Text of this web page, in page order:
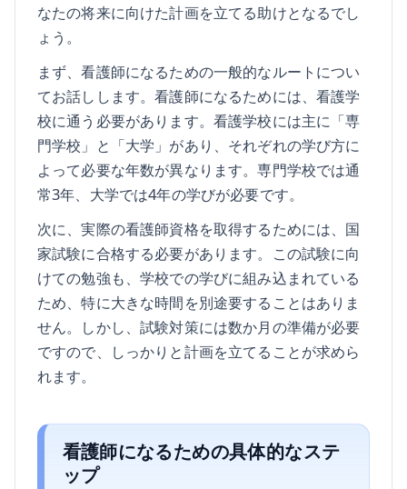
なたの将来に向けた計画を立てる助けとなるでし
ょう。
まず、看護師になるための一般的なルートについ
てお話しします。看護師になるためには、看護学
校に通う必要があります。看護学校には主に「専
門学校」と「大学」があり、それぞれの学び方に
よって必要な年数が異なります。専門学校では通
常3年、大学では4年の学びが必要です。
次に、実際の看護師資格を取得するためには、国
家試験に合格する必要があります。この試験に向
けての勉強も、学校での学びに組み込まれている
ため、特に大きな時間を別途要することはありま
せん。しかし、試験対策には数か月の準備が必要
ですので、しっかりと計画を立てることが求めら
れます。
看護師になるための具体的なステ
ップ